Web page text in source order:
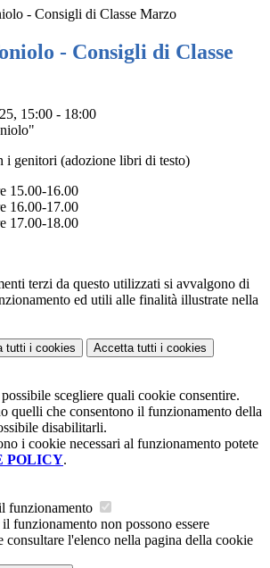
- Consigli di Classe Marzo
- Consigli di Classe
15:00 - 18:00
i genitori (adozione libri di testo)
15.00-16.00
16.00-17.00
17.00-18.00
terzi da questo utilizzati si avvalgono di
ed utili alle finalità illustrate nella
tutti i cookies Accetta tutti i cookies
scegliere quali cookie consentire.
quelli che consentono il funzionamento della
disabilitarli.
i cookie necessari al funzionamento potete
POLICY.
funzionamento
funzionamento non possono essere
consultare l'elenco nella pagina della cookie